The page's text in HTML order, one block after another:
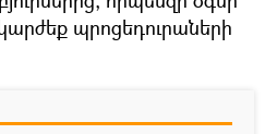
պրոցեդուրաների